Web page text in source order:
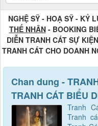
NGHỆ SỸ - HOẠ SỸ - KỶ
THẾ NHÂN- BOOKING
DIỄN TRANH CÁT SỰ
TRANH CÁT CHO DOANH
Chan dung -
TRANH CÁT BIỂU
Tranh
Tranh